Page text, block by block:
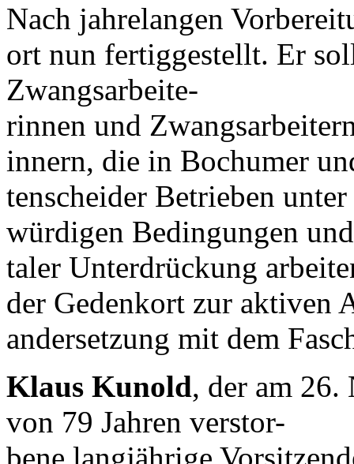
Nach jahrelangen
ort nun fertiggestellt. Er
Zwangsarbeite-
rinnen und
innern, die in Bochumer
tenscheider Betrieben
würdigen Bedingungen
taler Unterdrückung
der Gedenkort zur aktiven
andersetzung mit dem
Klaus Kunold, der am 26.
von 79 Jahren verstor-
bene langjährige